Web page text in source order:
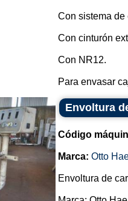
Con sistema de
Con cinturón
Con NR12.
Para envasar
Envoltura
Código
Marca: Otto
Envoltura de